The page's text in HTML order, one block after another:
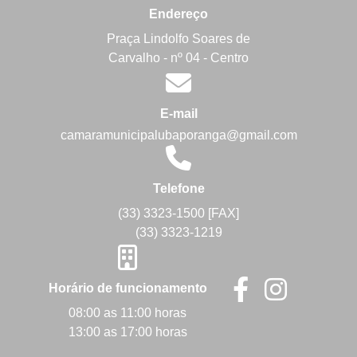
Endereço
Praça Lindolfo Soares de
Carvalho - nº 04 - Centro
E-mail
camaramunicipalubaporanga@gmail.com
Telefone
(33) 3323-1500 [FAX]
(33) 3323-1219
Horário de funcionamento
08:00 as 11:00 horas
13:00 as 17:00 horas